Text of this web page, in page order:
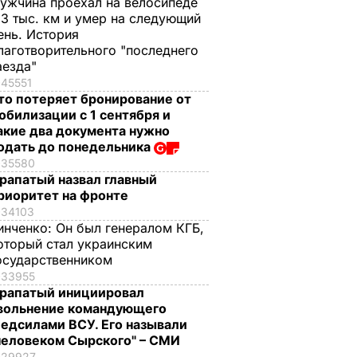
тыс. км и умер на следующий
История
"последнего
45551
потеряет бронирование от
с 1 сентября и
два документа нужно
до понедельника
35580
назвал главный
на фронте
34103
Он был генералом КГБ,
стал украинским
33955
инициировал
командующего
ВСУ. Его называли
Сырского" – СМИ